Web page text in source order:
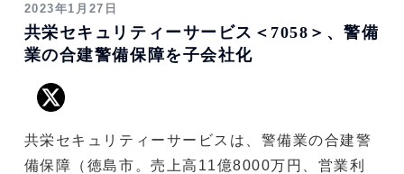
2023年1月27日
共栄セキュリティーサービス＜7058＞、警備
業の合建警備保障を子会社化
共栄セキュリティーサービスは、警備業の合建警
備保障（徳島市。売上高11億8000万円、営業利